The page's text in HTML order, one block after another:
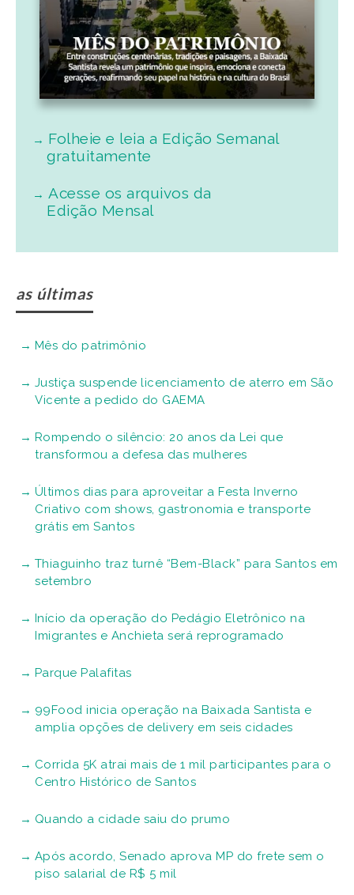
Folheie e leia a Edição Semanal
gratuitamente
Acesse os arquivos da
Edição Mensal
as últimas
Mês do patrimônio
Justiça suspende licenciamento de aterro em São
Vicente a pedido do GAEMA
Rompendo o silêncio: 20 anos da Lei que
transformou a defesa das mulheres
Últimos dias para aproveitar a Festa Inverno
Criativo com shows, gastronomia e transporte
grátis em Santos
Thiaguinho traz turnê “Bem-Black” para Santos em
setembro
Início da operação do Pedágio Eletrônico na
Imigrantes e Anchieta será reprogramado
Parque Palafitas
99Food inicia operação na Baixada Santista e
amplia opções de delivery em seis cidades
Corrida 5K atrai mais de 1 mil participantes para o
Centro Histórico de Santos
Quando a cidade saiu do prumo
Após acordo, Senado aprova MP do frete sem o
piso salarial de R$ 5 mil